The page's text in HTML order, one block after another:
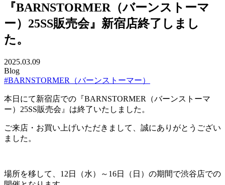
『BARNSTORMER（バーンストーマ
ー）25SS販売会』新宿店終了しまし
た。
2025.03.09
Blog
#BARNSTORMER（バーンストーマー）
本日にて新宿店での『BARNSTORMER（バーンストーマ
ー）25SS販売会』は終了いたしました。
ご来店・お買い上げいただきまして、誠にありがとうござい
ました。
場所を移して、12日（水）～16日（日）の期間で渋谷店での